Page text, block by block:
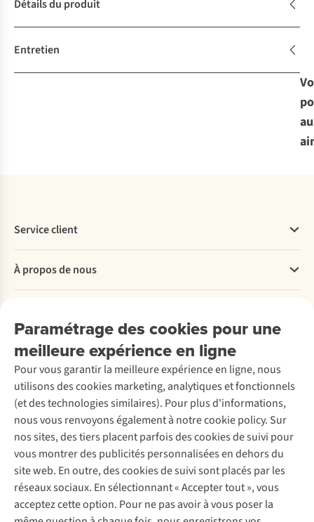
Détails du produit
Entretien
Paramétrage des cookies pour une
meilleure expérience en ligne
Pour vous garantir la meilleure expérience en ligne, nous
utilisons des cookies marketing, analytiques et fonctionnels
(et des technologies similaires). Pour plus d'informations,
nous vous renvoyons également à notre cookie policy. Sur
nos sites, des tiers placent parfois des cookies de suivi pour
vous montrer des publicités personnalisées en dehors du
site web. En outre, des cookies de suivi sont placés par les
réseaux sociaux. En sélectionnant « Accepter tout », vous
acceptez cette option. Pour ne pas avoir à vous poser la
Service client
Commander
Payer
Retourner
Rétractation d'une commande
Entretien & réparations
Garantie
Contactez-nous
À propos de nous
Entreprise responsable
À propos d’Ayacucho
Nos magasins
À propos d’A.S.Adventure
Déclaration d'accessibilité
Location / Location sports d’hiver
Seconde-main
Entretien de ski
Service de lavage
Entretien de chaussures
Réparation de chaussures
Réparation de vêtements
Retouches
Pour les entreprises
Découvrez
A.S.Magazine
Explore Camp
Expertise & conseils
Abonnez-vous à la newsletter
Suivez-nous